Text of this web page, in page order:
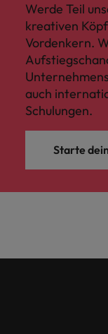
Werde Teil
kreativen
Vordenkern.
auch
Schulungen.
Starte